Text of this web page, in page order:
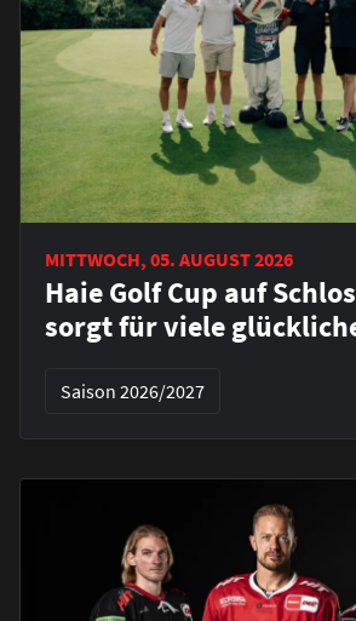
MITTWOCH, 05. AUGUST 2026
Haie Golf Cup auf
sorgt für viele
Saison 2026/2027